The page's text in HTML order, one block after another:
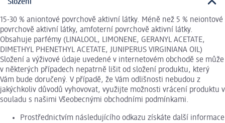
Složení
15-30 % aniontové povrchově aktivní látky. Méně než 5 % neiontové
povrchově aktivní látky, amfoterní povrchově aktivní látky.
Obsahuje parfémy (LINALOOL, LIMONENE, GERANYL ACETATE,
DIMETHYL PHENETHYL ACETATE, JUNIPERUS VIRGINIANA OIL)
Složení a výživové údaje uvedené v internetovém obchodě se může
v některých případech nepatrně lišit od složení produktu, který
Vám bude doručený. V případě, že Vám odlišnosti nebudou z
jakýchkoliv důvodů vyhovovat, využijte možnosti vrácení produktu v
souladu s našimi Všeobecnými obchodními podmínkami.
Prostřednictvím následujícího odkazu získáte další informace